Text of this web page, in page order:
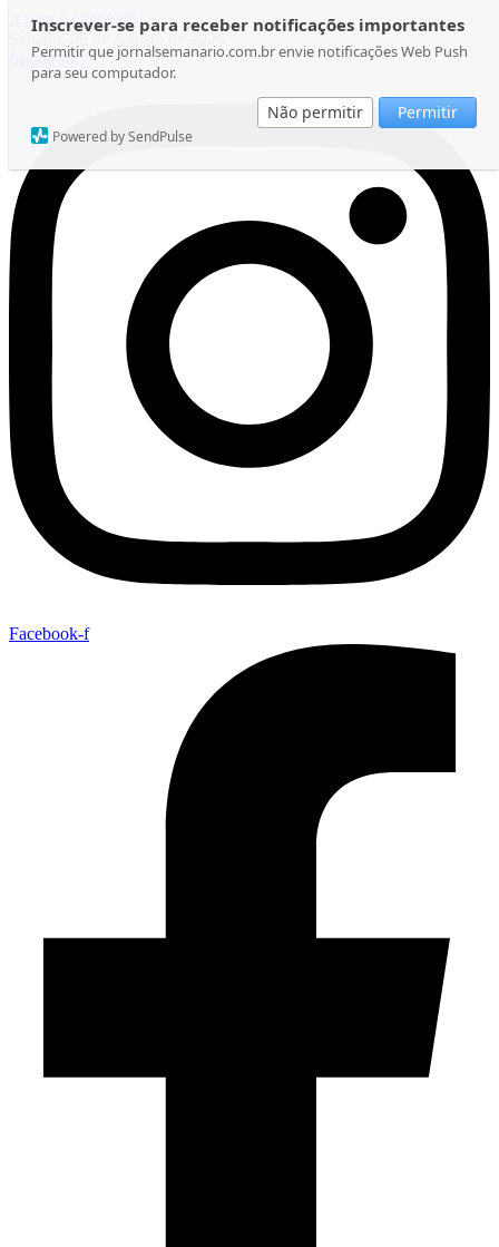
Inscrever-se para receber notificações importantes
Permitir que jornalsemanario.com.br envie notificações Web Push
para seu computador.
Não permitir Permitir
Powered by SendPulse
Ir para o conteúdo
Sábado, 08 de Agosto de 2026
Instagram
Facebook-f